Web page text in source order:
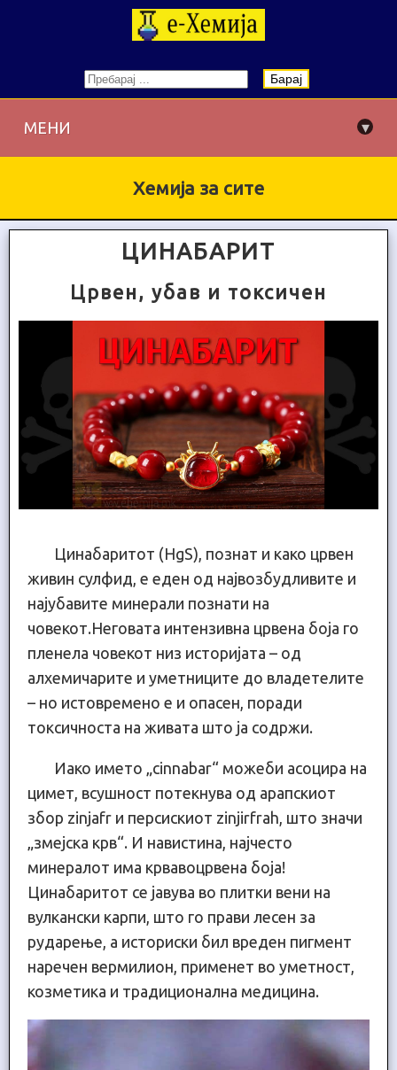
Барај
МЕНИ ▾
Хемија за сите
ЦИНАБАРИТ
Црвен, убав и токсичен
Цинабаритот (HgS), познат и како црвен
живин сулфид, е еден од највозбудливите и
најубавите минерали познати на
човекот.Неговата интензивна црвена боја го
пленела човекот низ историјата – од
алхемичарите и уметниците до владетелите
– но истовремено е и опасен, поради
токсичноста на живата што ја содржи.
Иако името „cinnabar“ можеби асоцира на
цимет, всушност потекнува од арапскиот
збор zinjafr и персискиот zinjirfrah, што значи
„змејска крв“. И навистина, најчесто
минералот има крвавоцрвена боја!
Цинабаритот се јавува во плитки вени на
вулкански карпи, што го прави лесен за
рударење, а историски бил вреден пигмент
наречен вермилион, применет во уметност,
козметика и традиционална медицина.